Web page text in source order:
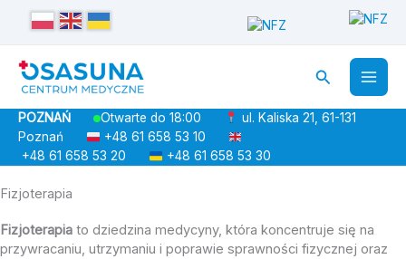
Przejdź
Szukaj
POZNAŃ Otwarte do 18:00
ul. Kaliska 21, 61-131
Poznań
+48 61 658 53 10
+48 61 658 53 20
+48 61 658 53 30
Fizjoterapia
Fizjoterapia to dziedzina medycyny, która koncentruje się na
przywracaniu, utrzymaniu i poprawie sprawności fizycznej oraz